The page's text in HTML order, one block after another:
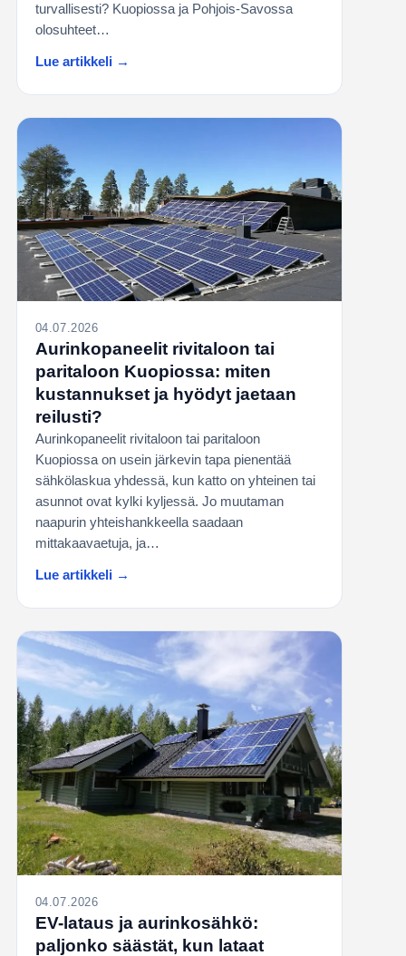
turvallisesti? Kuopiossa ja Pohjois-Savossa
olosuhteet…
Lue artikkeli →
04.07.2026
Aurinkopaneelit rivitaloon tai
paritaloon Kuopiossa: miten
kustannukset ja hyödyt jaetaan
reilusti?
Aurinkopaneelit rivitaloon tai paritaloon
Kuopiossa on usein järkevin tapa pienentää
sähkölaskua yhdessä, kun katto on yhteinen tai
asunnot ovat kylki kyljessä. Jo muutaman
naapurin yhteishankkeella saadaan
mittakaavaetuja, ja…
Lue artikkeli →
04.07.2026
EV-lataus ja aurinkosähkö:
paljonko säästät, kun lataat